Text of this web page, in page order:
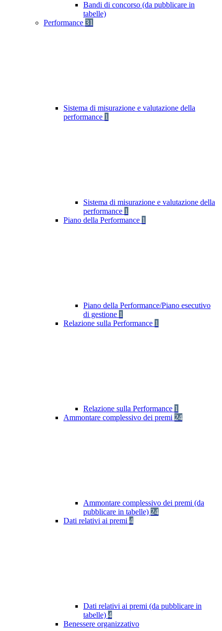
Bandi di concorso (da pubblicare in
tabelle)
Performance 31
Sistema di misurazione e valutazione della
performance 1
Sistema di misurazione e valutazione della
performance 1
Piano della Performance 1
Piano della Performance/Piano esecutivo
di gestione 1
Relazione sulla Performance 1
Relazione sulla Performance 1
Ammontare complessivo dei premi 24
Ammontare complessivo dei premi (da
pubblicare in tabelle) 24
Dati relativi ai premi 4
Dati relativi ai premi (da pubblicare in
tabelle) 4
Benessere organizzativo